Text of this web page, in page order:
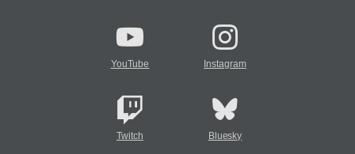
YouTube Instagram
Twitch Bluesky